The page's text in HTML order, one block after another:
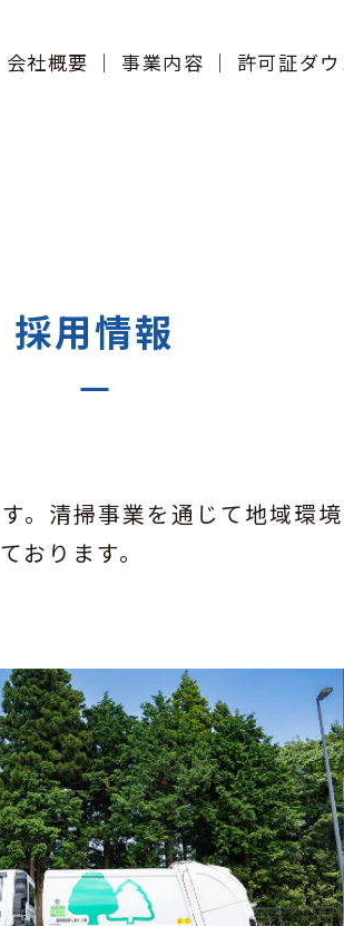
会社概要 事業内容 許可証ダ
採用情報
。清掃事業を通じて地域環
おります。